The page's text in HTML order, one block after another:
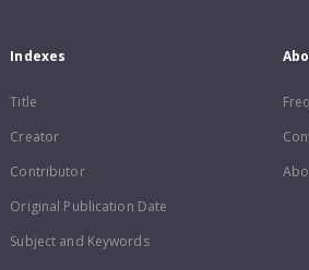
Indexes
Title
Creator
Contributor
Original Publication Date
Subject and Keywords